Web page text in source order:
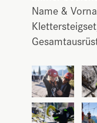
Name &